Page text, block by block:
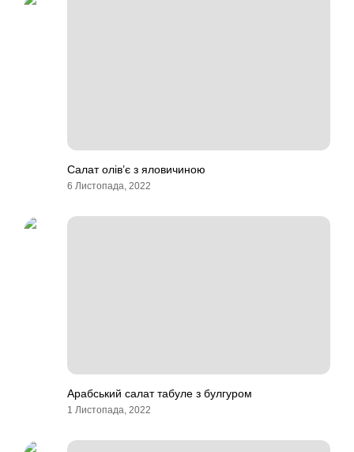
Салат олів’є з яловичиною
6 Листопада, 2022
Арабський салат табуле з булгуром
1 Листопада, 2022